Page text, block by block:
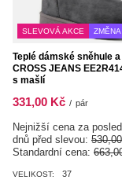
SLEVOVÁ AKCE
Teplé dámské sněhule
CROSS JEANS
s mašlí
331,00 Kč / pár
Nejnižší cena za
dnů před slevou:
Standardní cena:
VELIKOST: 37